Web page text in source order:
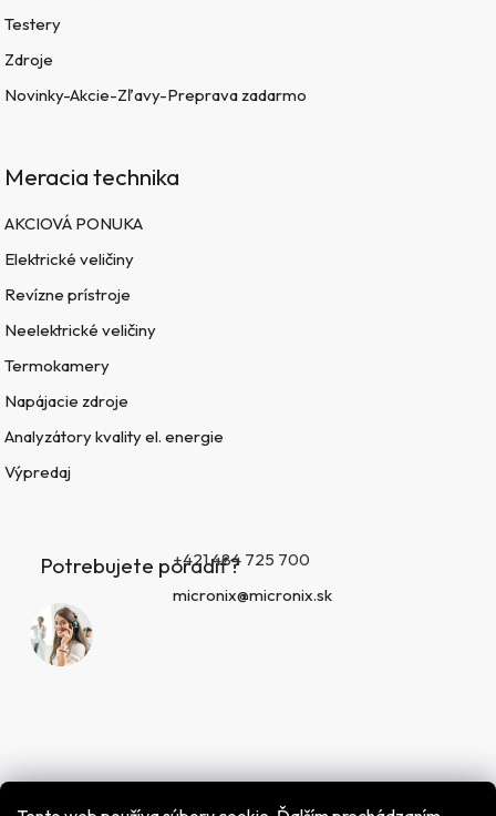
Testery
Zdroje
Novinky-Akcie-Zľavy-Preprava zadarmo
Meracia technika
AKCIOVÁ PONUKA
Elektrické veličiny
Revízne prístroje
Neelektrické veličiny
Termokamery
Napájacie zdroje
Analyzátory kvality el. energie
Výpredaj
Potrebujete poradiť?+421 484 725 700
micronix@micronix.sk